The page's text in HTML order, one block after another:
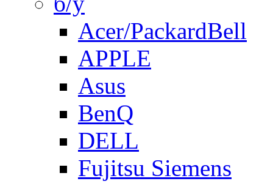
Acer/PackardBell
APPLE
Asus
BenQ
DELL
Fujitsu Siemens